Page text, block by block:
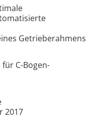
Getrieberahmens
C-Bogen-
2017